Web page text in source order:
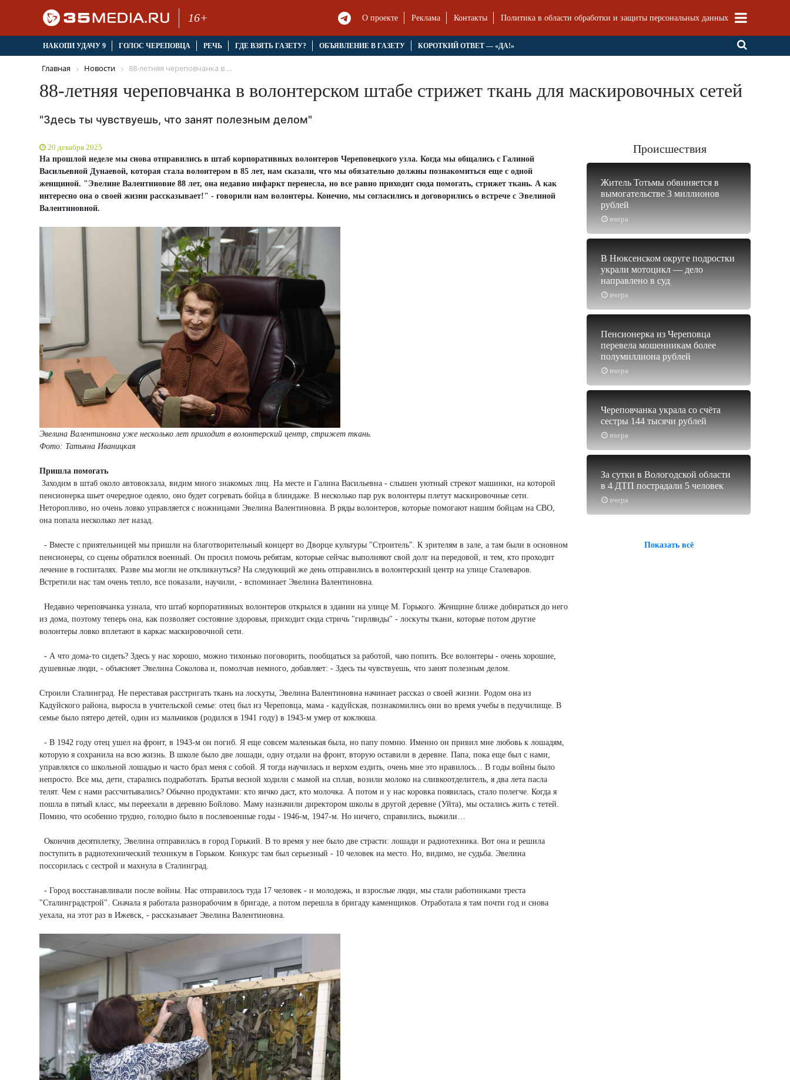
16+ О проекте Реклама Контакты Политика в области обработки и защиты персональных данных
НАКОПИ УДАЧУ 9 ГОЛОС ЧЕРЕПОВЦА РЕЧЬ ГДЕ ВЗЯТЬ ГАЗЕТУ? ОБЪЯВЛЕНИЕ В ГАЗЕТУ КОРОТКИЙ ОТВЕТ — «ДА!»
Главная Новости 88-летняя череповчанка в ...
88-летняя череповчанка в волонтерском штабе стрижет ткань для маскировочных сетей
"Здесь ты чувствуешь, что занят полезным делом"
20 декабря 2025
На прошлой неделе мы снова отправились в штаб корпоративных волонтеров Череповецкого узла. Когда мы общались с Галиной
Васильевной Дунаевой, которая стала волонтером в 85 лет, нам сказали, что мы обязательно должны познакомиться еще с одной
женщиной. "Эвелине Валентиновне 88 лет, она недавно инфаркт перенесла, но все равно приходит сюда помогать, стрижет ткань. А как
интересно она о своей жизни рассказывает!" - говорили нам волонтеры. Конечно, мы согласились и договорились о встрече с Эвелиной
Валентиновной.
Эвелина Валентиновна уже несколько лет приходит в волонтерский центр, стрижет ткань.
Фото: Татьяна Иваницкая
Пришла помогать
Заходим в штаб около автовокзала, видим много знакомых лиц. На месте и Галина Васильевна - слышен уютный стрекот машинки, на которой
пенсионерка шьет очередное одеяло, оно будет согревать бойца в блиндаже. В несколько пар рук волонтеры плетут маскировочные сети.
Неторопливо, но очень ловко управляется с ножницами Эвелина Валентиновна. В ряды волонтеров, которые помогают нашим бойцам на СВО,
она попала несколько лет назад.
- Вместе с приятельницей мы пришли на благотворительный концерт во Дворце культуры "Строитель". К зрителям в зале, а там были в основном
пенсионеры, со сцены обратился военный. Он просил помочь ребятам, которые сейчас выполняют свой долг на передовой, и тем, кто проходит
лечение в госпиталях. Разве мы могли не откликнуться? На следующий же день отправились в волонтерский центр на улице Сталеваров.
Встретили нас там очень тепло, все показали, научили, - вспоминает Эвелина Валентиновна.
Недавно череповчанка узнала, что штаб корпоративных волонтеров открылся в здании на улице М. Горького. Женщине ближе добираться до него
из дома, поэтому теперь она, как позволяет состояние здоровья, приходит сюда стричь "гирлянды" - лоскуты ткани, которые потом другие
волонтеры ловко вплетают в каркас маскировочной сети.
- А что дома-то сидеть? Здесь у нас хорошо, можно тихонько поговорить, пообщаться за работой, чаю попить. Все волонтеры - очень хорошие,
душевные люди, - объясняет Эвелина Соколова и, помолчав немного, добавляет: - Здесь ты чувствуешь, что занят полезным делом.
Строили Сталинград. Не переставая расстригать ткань на лоскуты, Эвелина Валентиновна начинает рассказ о своей жизни. Родом она из
Кадуйского района, выросла в учительской семье: отец был из Череповца, мама - кадуйская, познакомились они во время учебы в педучилище. В
семье было пятеро детей, один из мальчиков (родился в 1941 году) в 1943-м умер от коклюша.
- В 1942 году отец ушел на фронт, в 1943-м он погиб. Я еще совсем маленькая была, но папу помню. Именно он привил мне любовь к лошадям,
которую я сохранила на всю жизнь. В школе было две лошади, одну отдали на фронт, вторую оставили в деревне. Папа, пока еще был с нами,
управлялся со школьной лошадью и часто брал меня с собой. Я тогда научилась и верхом ездить, очень мне это нравилось... В годы войны было
непросто. Все мы, дети, старались подработать. Братья весной ходили с мамой на сплав, возили молоко на сливкоотделитель, я два лета пасла
телят. Чем с нами рассчитывались? Обычно продуктами: кто яичко даст, кто молочка. А потом и у нас коровка появилась, стало полегче. Когда я
пошла в пятый класс, мы переехали в деревню Бойлово. Маму назначили директором школы в другой деревне (Уйта), мы остались жить с тетей.
Помню, что особенно трудно, голодно было в послевоенные годы - 1946-м, 1947-м. Но ничего, справились, выжили…
Окончив десятилетку, Эвелина отправилась в город Горький. В то время у нее было две страсти: лошади и радиотехника. Вот она и решила
поступить в радиотехнический техникум в Горьком. Конкурс там был серьезный - 10 человек на место. Но, видимо, не судьба. Эвелина
поссорилась с сестрой и махнула в Сталинград.
- Город восстанавливали после войны. Нас отправилось туда 17 человек - и молодежь, и взрослые люди, мы стали работниками треста
"Сталинградстрой". Сначала я работала разнорабочим в бригаде, а потом перешла в бригаду каменщиков. Отработала я там почти год и снова
уехала, на этот раз в Ижевск, - рассказывает Эвелина Валентиновна.
Происшествия
вчера
Житель Тотьмы обвиняется в
вымогательстве 3 миллионов
рублей
вчера
В Нюксенском округе подростки
украли мотоцикл — дело
направлено в суд
вчера
Пенсионерка из Череповца
перевела мошенникам более
полумиллиона рублей
вчера
Череповчанка украла со счёта
сестры 144 тысячи рублей
вчера
За сутки в Вологодской области
в 4 ДТП пострадали 5 человек
Показать всё